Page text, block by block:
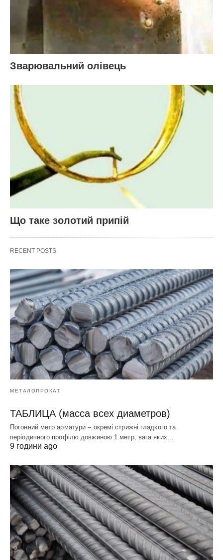
Зварювальний олівець
Що таке золотий припій
RECENT POSTS
МЕТАЛОПРОКАТ
ТАБЛИЦА (масса всех диаметров)
Погонний метр арматури – окремі стрижні гладкого та
періодичного профілю довжиною 1 метр, вага яких…
9 години ago